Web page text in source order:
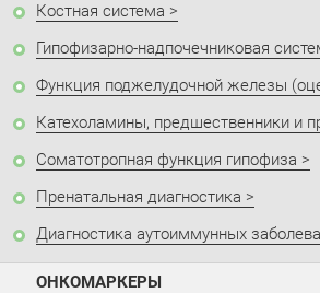
Костная система
Гипофизарно-надпочечниковая
Функция поджелудочной железы
Катехоламины, предшественники и
Соматотропная функция гипофиза
Пренатальная диагностика
Диагностика аутоиммунных
ОНКОМАРКЕРЫ